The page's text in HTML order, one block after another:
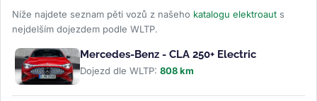
Níže najdete seznam pěti vozů z našeho katalogu elektroaut s
nejdelším dojezdem podle WLTP.
Mercedes-Benz - CLA 250+ Electric
Dojezd dle WLTP: 808 km